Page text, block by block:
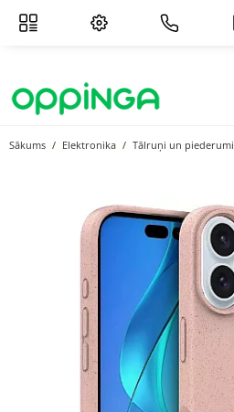
Sākums Elektronika Tālruņi un piederumi